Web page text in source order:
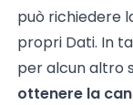
può richiedere
propri Dati. In
per alcun altro
ottenere la